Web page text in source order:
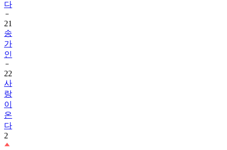
21
송
가
인
22
사
랑
이
온
다
2
23
그